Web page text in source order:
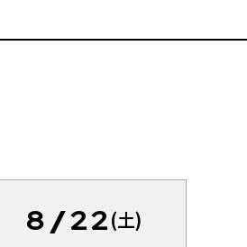
8/22(土)